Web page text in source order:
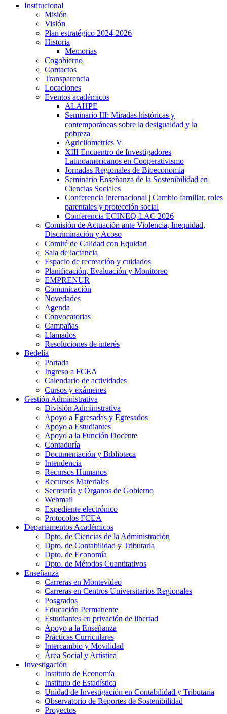
Institucional
Misión
Visión
Plan estratégico 2024-2026
Historia
Memorias
Cogobierno
Contactos
Transparencia
Locaciones
Eventos académicos
ALAHPE
Seminario III: Miradas históricas y
contemporáneas sobre la desigualdad y la
pobreza
Agricliometrics V
XIII Encuentro de Investigadores
Latinoamericanos en Cooperativismo
Jornadas Regionales de Bioeconomía
Seminario Enseñanza de la Sostenibilidad en
Ciencias Sociales
Conferencia internacional | Cambio familiar, roles
parentales y protección social
Conferencia ECINEQ-LAC 2026
Comisión de Actuación ante Violencia, Inequidad,
Discriminación y Acoso
Comité de Calidad con Equidad
Sala de lactancia
Espacio de recreación y cuidados
Planificación, Evaluación y Monitoreo
EMPRENUR
Comunicación
Novedades
Agenda
Convocatorias
Campañas
Llamados
Resoluciones de interés
Bedelía
Portada
Ingreso a FCEA
Calendario de actividades
Cursos y exámenes
Gestión Administrativa
División Administrativa
Apoyo a Egresadas y Egresados
Apoyo a Estudiantes
Apoyo a la Función Docente
Contaduría
Documentación y Biblioteca
Intendencia
Recursos Humanos
Recursos Materiales
Secretaría y Órganos de Gobierno
Webmail
Expediente electrónico
Protocolos FCEA
Departamentos Académicos
Dpto. de Ciencias de la Administración
Dpto. de Contabilidad y Tributaria
Dpto. de Economía
Dpto. de Métodos Cuantitativos
Enseñanza
Carreras en Montevideo
Carreras en Centros Universitarios Regionales
Posgrados
Educación Permanente
Estudiantes en privación de libertad
Apoyo a la Enseñanza
Prácticas Curriculares
Intercambio y Movilidad
Área Social y Artística
Investigación
Instituto de Economía
Instituto de Estadística
Unidad de Investigación en Contabilidad y Tributaria
Observatorio de Reportes de Sostenibilidad
Proyectos